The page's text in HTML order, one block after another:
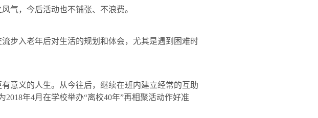
气，今后活动也不铺张、不浪费。
步入老年后对生活的规划和体会，尤其是遇到困难时
意义的人生。从今往后，继续在班内建立经常的互助
2018年4月在学校举办“离校40年”再相聚活动作好准